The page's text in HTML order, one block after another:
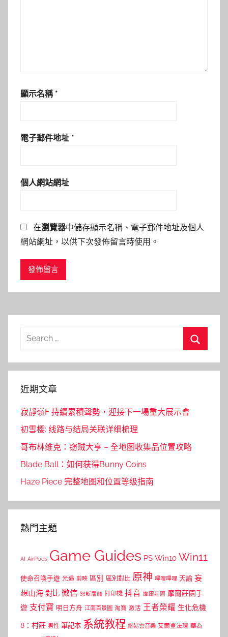
顯示名稱 *
電子郵件地址 *
個人網站網址
在瀏覽器中儲存顯示名稱、電子郵件地址及個人
網站網址，以供下次發佈留言時使用。
Search
近期文章
寂靜嶺F 持續累積聲勢，迎接下一場重大展示會
初雪樱: 线路与结局关联详细梳理
哥布林维克：窃贼大亨 – 全地图收集品位置攻略
Blade Ball：如何获得Bunny Coins
Haze Piece 完整地图和位置等级指南
熱門主題
AI AirPods Game Guides PS Win10 Win11
使命召喚手遊 光遇 剪映 區別 區別對比 原神 嗶哩嗶哩 天諭 妄
想山海 對比 微信 怒斬屠龍 打印機 抖音 摩爾莊園 摩爾莊園手
遊 支付寶 明日方舟 江南百景圖 淘寶 激活 王者榮耀 生化危機
8：村莊 男性 筆記本 系統教程 網易雲音樂 艾爾登法環 華為